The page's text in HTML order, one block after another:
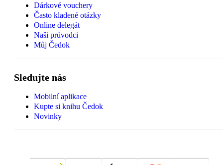
Dárkové vouchery
Často kladené otázky
Online delegát
Naši průvodci
Můj Čedok
Sledujte nás
Mobilní aplikace
Kupte si knihu Čedok
Novinky